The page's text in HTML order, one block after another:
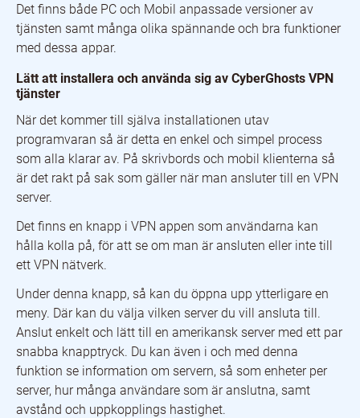
Det finns både PC och Mobil anpassade versioner av
tjänsten samt många olika spännande och bra funktioner
med dessa appar.
Lätt att installera och använda sig av CyberGhosts VPN
tjänster
När det kommer till själva installationen utav
programvaran så är detta en enkel och simpel process
som alla klarar av. På skrivbords och mobil klienterna så
är det rakt på sak som gäller när man ansluter till en VPN
server.
Det finns en knapp i VPN appen som användarna kan
hålla kolla på, för att se om man är ansluten eller inte till
ett VPN nätverk.
Under denna knapp, så kan du öppna upp ytterligare en
meny. Där kan du välja vilken server du vill ansluta till.
Anslut enkelt och lätt till en amerikansk server med ett par
snabba knapptryck. Du kan även i och med denna
funktion se information om servern, så som enheter per
server, hur många användare som är anslutna, samt
avstånd och uppkopplings hastighet.